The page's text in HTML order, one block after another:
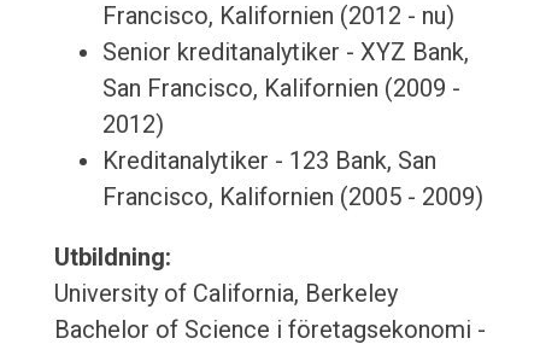
Francisco, Kalifornien (2012 - nu)
Senior kreditanalytiker - XYZ Bank,
San Francisco, Kalifornien (2009 -
2012)
Kreditanalytiker - 123 Bank, San
Francisco, Kalifornien (2005 - 2009)
Utbildning:
University of California, Berkeley
Bachelor of Science i företagsekonomi -